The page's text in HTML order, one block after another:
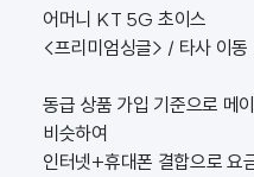
어머니 KT 5G 초이스
<프리미엄싱글> / 타사 이동
동급 상품 가입 기준으로 메
비슷하여
인터넷+휴대폰 결합으로 요